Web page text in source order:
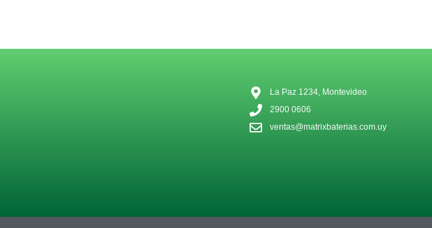
La Paz 1234, Montevideo
2900 0606
ventas@matrixbaterias.com.uy